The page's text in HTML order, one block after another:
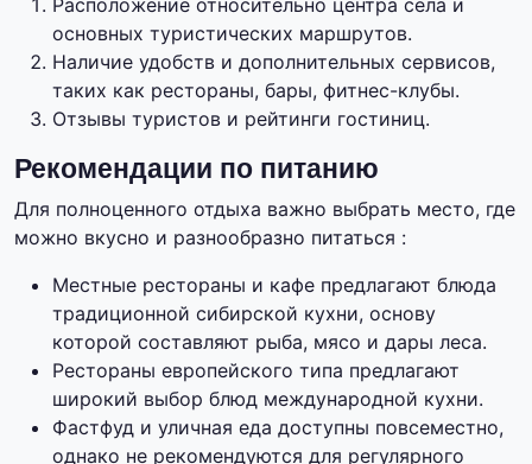
Расположение относительно центра села и
основных туристических маршрутов.
Наличие удобств и дополнительных сервисов,
таких как рестораны, бары, фитнес-клубы.
Отзывы туристов и рейтинги гостиниц.
Рекомендации по питанию
Для полноценного отдыха важно выбрать место, где
можно вкусно и разнообразно питаться :
Местные рестораны и кафе предлагают блюда
традиционной сибирской кухни, основу
которой составляют рыба, мясо и дары леса.
Рестораны европейского типа предлагают
широкий выбор блюд международной кухни.
Фастфуд и уличная еда доступны повсеместно,
однако не рекомендуются для регулярного